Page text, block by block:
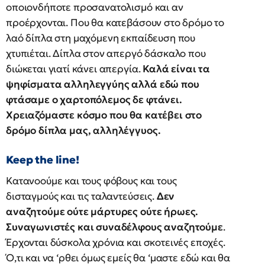
οποιονδήποτε προσανατολισμό και αν
προέρχονται. Που θα κατεβάσουν στο δρόμο το
λαό δίπλα στη μαχόμενη εκπαίδευση που
χτυπιέται. Δίπλα στον απεργό δάσκαλο που
διώκεται γιατί κάνει απεργία.Καλά είναι τα
ψηφίσματα αλληλεγγύης αλλά εδώ που
φτάσαμε ο χαρτοπόλεμος δε φτάνει.
Χρειαζόμαστε κόσμο που θα κατέβει στο
δρόμο δίπλα μας, αλληλέγγυος.
Keep the line!
Κατανοούμε και τους φόβους και τους
δισταγμούς και τις ταλαντεύσεις.Δεν
αναζητούμε ούτε μάρτυρες ούτε ήρωες.
Συναγωνιστές και συναδέλφους αναζητούμε.
Έρχονται δύσκολα χρόνια και σκοτεινές εποχές.
Ό,τι και να ‘ρθει όμως εμείς θα ‘μαστε εδώ και θα